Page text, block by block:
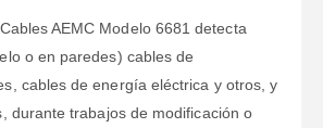
AEMC Modelo 6681 detecta
o en paredes) cables de
cables de energía eléctrica y otros, y
durante trabajos de modificación o